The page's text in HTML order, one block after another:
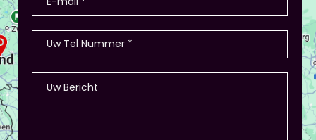
memory met de producten, ze in categorieën
opdelen (grootte/kleur/soort) en andere spelletjes.
- Als je hierbij je eigen creativiteit in wil zetten is
dat altijd mogelijk! Maar: overleg dit dan wel met
Piet of hij dit wil in plaats van een eindpresentatie
+ zorg ervoor dat de deelnemers wel hun